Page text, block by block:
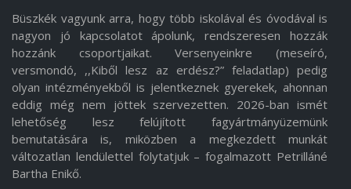
Büszkék vagyunk arra, hogy több iskolával és óvodával is
nagyon jó kapcsolatot ápolunk, rendszeresen hozzák
hozzánk csoportjaikat. Versenyeinkre (meseíró,
versmondó, ,,Kiből lesz az erdész?” feladatlap) pedig
olyan intézményekből is jelentkeznek gyerekek, ahonnan
eddig még nem jöttek szervezetten. 2026-ban ismét
lehetőség lesz felújított fagyártmányüzemünk
bemutatására is, miközben a megkezdett munkát
változatlan lendülettel folytatjuk – fogalmazott Petrilláné
Bartha Enikő.